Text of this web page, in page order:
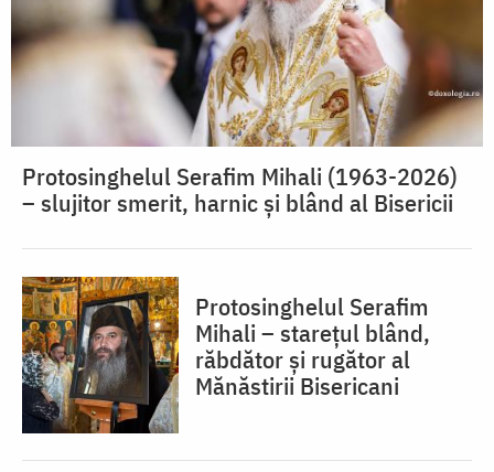
Protosinghelul Serafim Mihali (1963-2026)
– slujitor smerit, harnic și blând al Bisericii
Protosinghelul Serafim
Mihali – starețul blând,
răbdător și rugător al
Mănăstirii Bisericani